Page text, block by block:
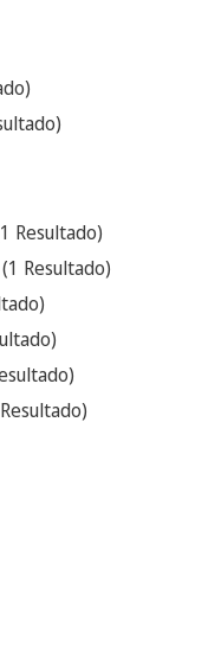
)
)
Resultado)
(1 Resultado)
)
)
)
Resultado)